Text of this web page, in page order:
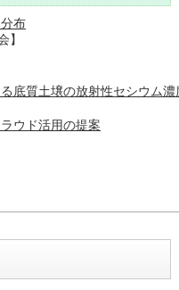
布
】
底質土壌の放射性セシウム
ウド活用の提案